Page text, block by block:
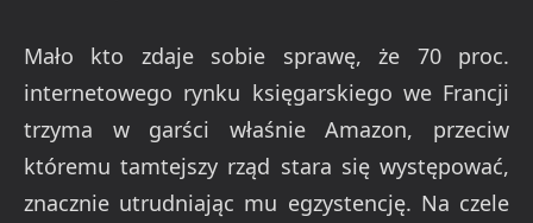
Mało kto zdaje sobie sprawę, że 70 proc.
internetowego rynku księgarskiego we Francji
trzyma w garści właśnie Amazon, przeciw
któremu tamtejszy rząd stara się występować,
znacznie utrudniając mu egzystencję. Na czele